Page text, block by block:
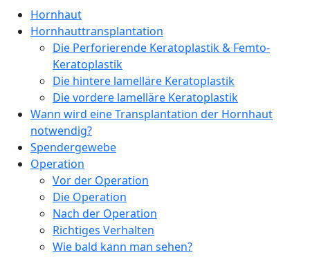
Hornhaut
Hornhauttransplantation
Die Perforierende Keratoplastik & Femto-
Keratoplastik
Die hintere lamelläre Keratoplastik
Die vordere lamelläre Keratoplastik
Wann wird eine Transplantation der Hornhaut
notwendig?
Spendergewebe
Operation
Vor der Operation
Die Operation
Nach der Operation
Richtiges Verhalten
Wie bald kann man sehen?